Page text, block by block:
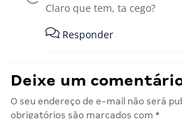
Claro que tem, ta cego?
Responder
Deixe um
O seu endereço de e-mail não será
obrigatórios são marcados com *